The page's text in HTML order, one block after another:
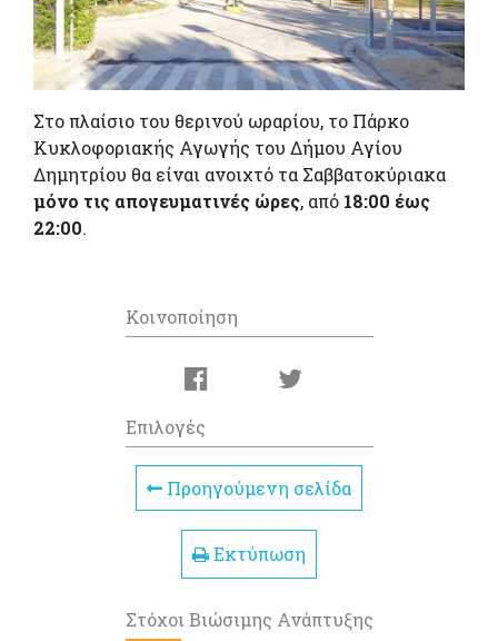
Στο πλαίσιο του θερινού ωραρίου, το Πάρκο
Κυκλοφοριακής Αγωγής του Δήμου Αγίου
Δημητρίου θα είναι ανοιχτό τα Σαββατοκύριακα
μόνο τις απογευματινές ώρες, από 18:00 έως
22:00.
Κοινοποίηση
Επιλογές
Προηγούμενη σελίδα
Εκτύπωση
Στόχοι Βιώσιμης Ανάπτυξης